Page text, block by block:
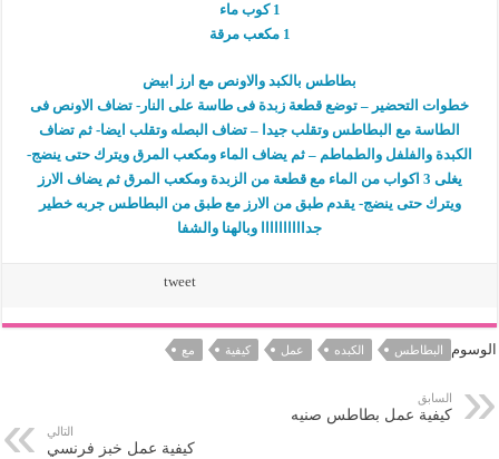
1 كوب ماء
1 مكعب مرقة
بطاطس بالكبد والاونص مع ارز ابيض
خطوات التحضير – توضع قطعة زبدة فى طاسة على النار- تضاف الاونص فى
الطاسة مع البطاطس وتقلب جيدا – تضاف البصله وتقلب ايضا- ثم تضاف
الكبدة والفلفل والطماطم – ثم يضاف الماء ومكعب المرق ويترك حتى ينضج-
يغلى 3 اكواب من الماء مع قطعة من الزبدة ومكعب المرق ثم يضاف الارز
ويترك حتى ينضج- يقدم طبق من الارز مع طبق من البطاطس جربه خطير
جداااااااااا وبالهنا والشفا
tweet
الوسوم البطاطس الكبده عمل كيفية مع
السابق
كيفية عمل بطاطس صنيه
التالي
كيفية عمل خبز فرنسي